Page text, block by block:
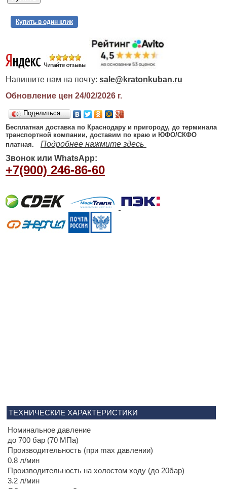
Купить в один клик
Напишите нам на почту: sale@kratonkuban.ru
Обновление цен 24/02/2026г.
Поделиться…
Бесплатная доставка по Краснодару и пригороду, до терминала
транспортной компании, доставим по краю и ЮФО/СКФО
платная.
Подробнее нажмите здесь
Звонок или WhatsApp:
+7(900) 246-86-60
ТЕХНИЧЕСКИЕ ХАРАКТЕРИСТИКИ
Номинальное давление
до 700 бар (70 МПа)
Производительность (при max давлении)
0.8 л/мин
Производительность на холостом ходу (до 20бар)
3.2 л/мин